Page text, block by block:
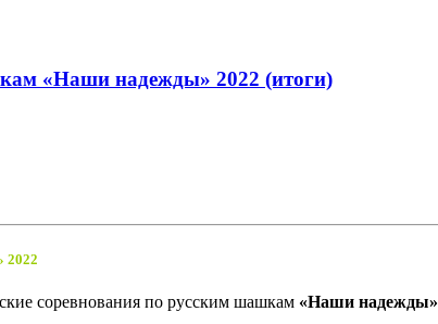
«Наши надежды» 2022 (итоги)
2022
соревнования по русским шашкам «Наши надежды»